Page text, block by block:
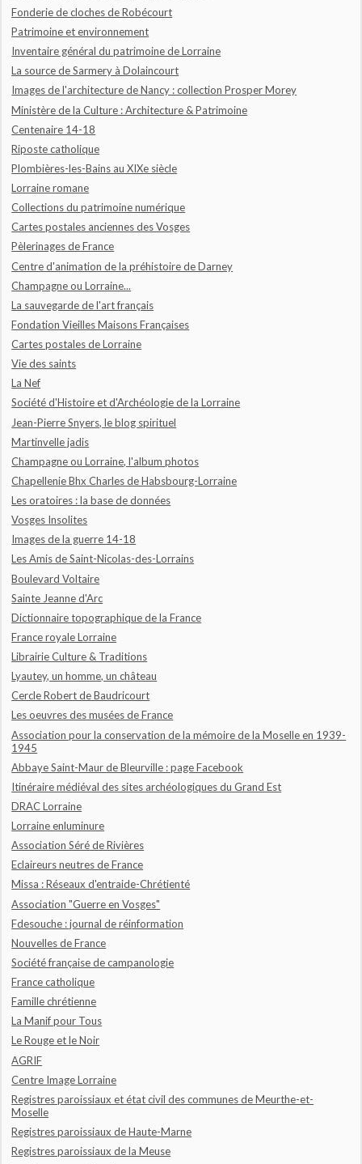
Fonderie de cloches de Robécourt
Patrimoine et environnement
Inventaire général du patrimoine de Lorraine
La source de Sarmery à Dolaincourt
Images de l'architecture de Nancy : collection Prosper Morey
Ministère de la Culture : Architecture & Patrimoine
Centenaire 14-18
Riposte catholique
Plombières-les-Bains au XIXe siècle
Lorraine romane
Collections du patrimoine numérique
Cartes postales anciennes des Vosges
Pèlerinages de France
Centre d'animation de la préhistoire de Darney
Champagne ou Lorraine...
La sauvegarde de l'art français
Fondation Vieilles Maisons Françaises
Cartes postales de Lorraine
Vie des saints
La Nef
Société d'Histoire et d'Archéologie de la Lorraine
Jean-Pierre Snyers, le blog spirituel
Martinvelle jadis
Champagne ou Lorraine, l'album photos
Chapellenie Bhx Charles de Habsbourg-Lorraine
Les oratoires : la base de données
Vosges Insolites
Images de la guerre 14-18
Les Amis de Saint-Nicolas-des-Lorrains
Boulevard Voltaire
Sainte Jeanne d'Arc
Dictionnaire topographique de la France
France royale Lorraine
Librairie Culture & Traditions
Lyautey, un homme, un château
Cercle Robert de Baudricourt
Les oeuvres des musées de France
Association pour la conservation de la mémoire de la Moselle en 1939-
1945
Abbaye Saint-Maur de Bleurville : page Facebook
Itinéraire médiéval des sites archéologiques du Grand Est
DRAC Lorraine
Lorraine enluminure
Association Séré de Rivières
Eclaireurs neutres de France
Missa : Réseaux d'entraide-Chrétienté
Association "Guerre en Vosges"
Fdesouche : journal de réinformation
Nouvelles de France
Société française de campanologie
France catholique
Famille chrétienne
La Manif pour Tous
Le Rouge et le Noir
AGRIF
Centre Image Lorraine
Registres paroissiaux et état civil des communes de Meurthe-et-
Moselle
Registres paroissiaux de Haute-Marne
Registres paroissiaux de la Meuse